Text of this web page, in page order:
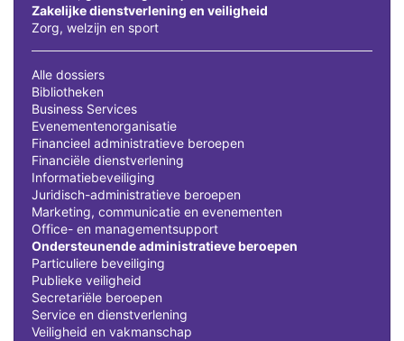
Zakelijke dienstverlening en veiligheid
Zorg, welzijn en sport
Alle dossiers
Bibliotheken
Business Services
Evenementenorganisatie
Financieel administratieve beroepen
Financiële dienstverlening
Informatiebeveiliging
Juridisch-administratieve beroepen
Marketing, communicatie en evenementen
Office- en managementsupport
Ondersteunende administratieve beroepen
Particuliere beveiliging
Publieke veiligheid
Secretariële beroepen
Service en dienstverlening
Veiligheid en vakmanschap